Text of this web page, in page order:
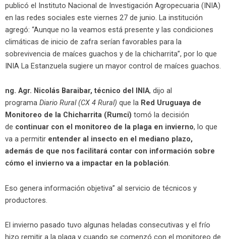
publicó el Instituto Nacional de Investigación Agropecuaria (INIA)
en las redes sociales este viernes 27 de junio. La institución
agregó: “Aunque no la veamos está presente y las condiciones
climáticas de inicio de zafra serían favorables para la
sobrevivencia de maíces guachos y de la chicharrita”, por lo que
INIA La Estanzuela sugiere un mayor control de maíces guachos.
ng. Agr. Nicolás Baraibar, técnico del INIA, dijo al
programa Diario Rural (CX 4 Rural) que la Red Uruguaya de
Monitoreo de la Chicharrita (Rumci) tomó la decisión
de continuar con el monitoreo de la plaga en invierno, lo que
va a permitir entender al insecto en el mediano plazo,
además de que nos facilitará contar con información sobre
cómo el invierno va a impactar en la población.
Eso genera información objetiva” al servicio de técnicos y
productores.
El invierno pasado tuvo algunas heladas consecutivas y el frío
hizo remitir a la plaga y cuando se comenzó con el monitoreo de